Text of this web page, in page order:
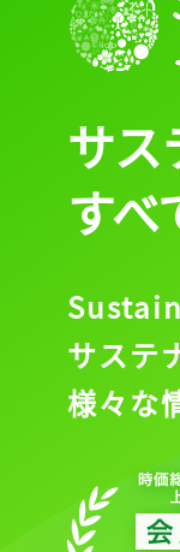
サス
す
サステ
様々な